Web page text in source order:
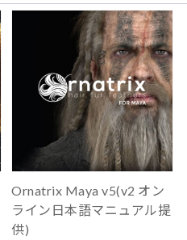
Ornatrix Maya v5(v2 オン
ライン日本語マニュアル提
供)